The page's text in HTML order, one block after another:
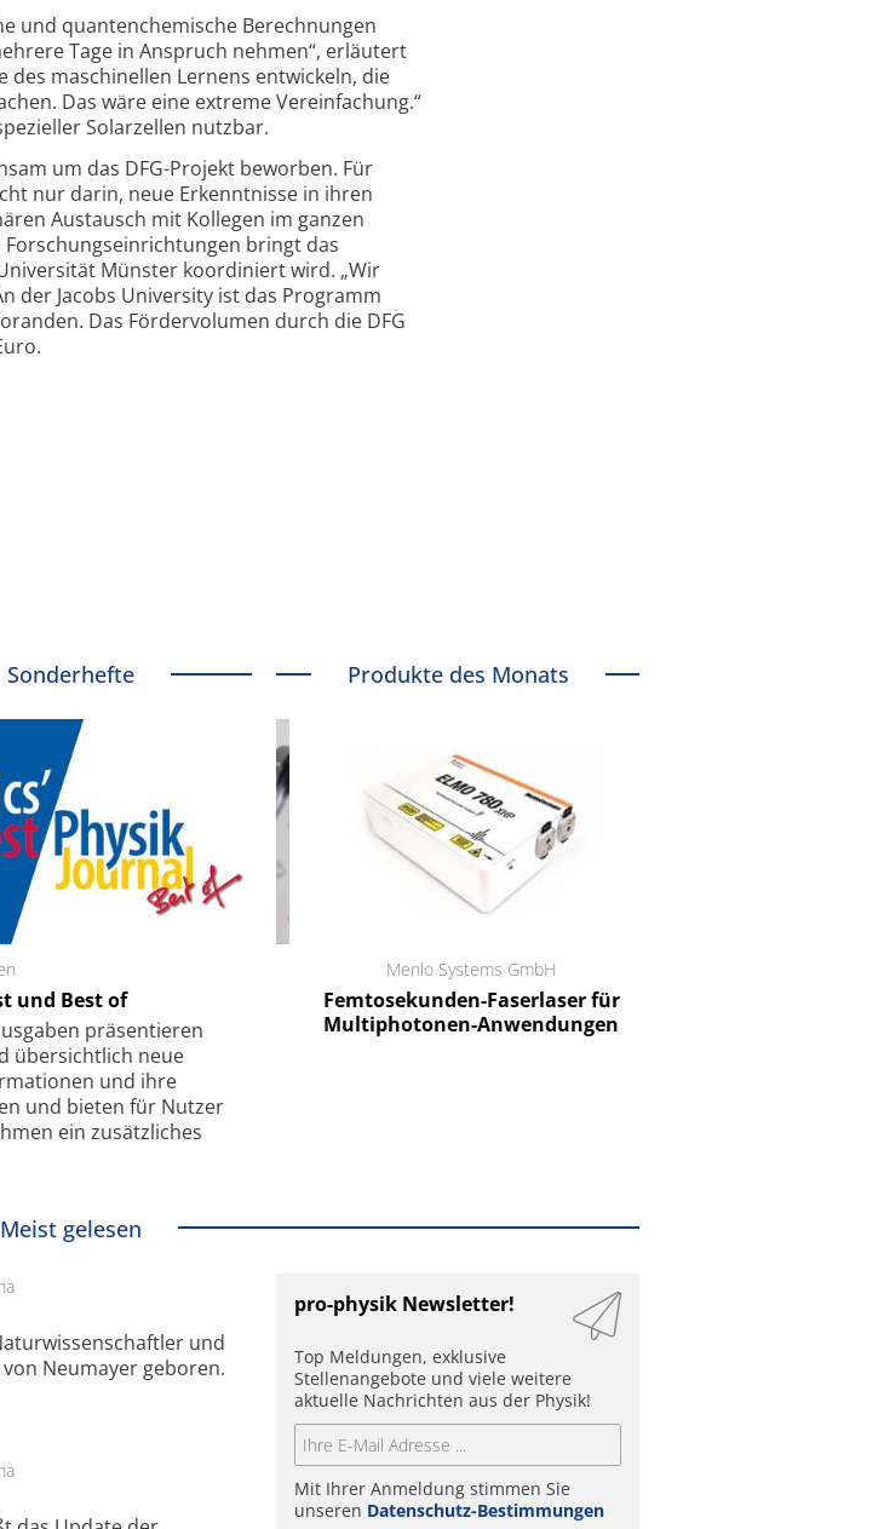
und quantenchemische Berechnungen
Tage in Anspruch nehmen“, erläutert
des maschinellen Lernens entwickeln, die
Das wäre eine extreme Vereinfachung.“
Solarzellen nutzbar.
um das DFG-Projekt beworben. Für
nur darin, neue Erkenntnisse in ihren
Austausch mit Kollegen im ganzen
bringt das
Münster koordiniert wird. „Wir
der Jacobs University ist das Programm
Das Fördervolumen durch die DFG
Sonderhefte
und Best of
präsentieren
übersichtlich neue
und ihre
und bieten für Nutzer
ein zusätzliches
Produkte des Monats
auf
kleinstem Raum
Menlo Systems GmbH
Femtosekunden-Faserlaser für
Multiphotonen-Anwendungen
Meist gelesen
und
Neumayer geboren.
pro-physik Newsletter!
Top Meldungen, exklusive
Stellenangebote und viele weitere
aktuelle Nachrichten aus der Physik!
Mit Ihrer Anmeldung stimmen Sie
unseren Datenschutz-Bestimmungen